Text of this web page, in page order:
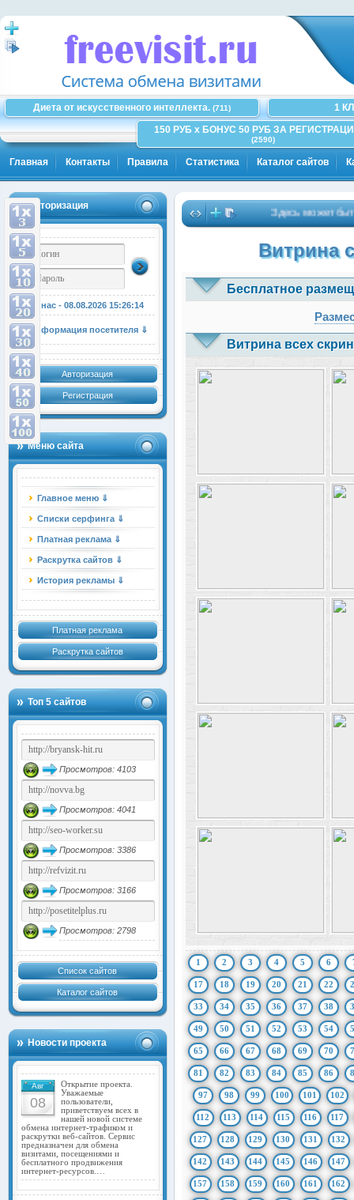
Диета от искусственного интеллекта. (711)
1
150 РУБ x БОНУС 50 РУБ ЗА
(2590)
Главная Контакты Правила Статистика Каталог сайтов
Авторизация
У нас - 08.08.2026 15:26:14
Информация посетителя ⇓
Авторизация
Регистрация
Меню сайта
Главное меню ⇓
Списки серфинга ⇓
Платная реклама ⇓
Раскрутка сайтов ⇓
История рекламы ⇓
Платная реклама
Раскрутка сайтов
Топ 5 сайтов
Просмотров: 4103
Просмотров: 4041
Просмотров: 3386
Просмотров: 3166
Просмотров: 2798
Список сайтов
Каталог сайтов
Новости проекта
Авг
08
Открытие проекта.
Уважаемые
пользователи,
приветствуем всех в
нашей новой системе
обмена интернет-трафиком и
раскрутки веб-сайтов. Сервис
предназначен для обмена
визитами, посещениями и
бесплатного продвижения
интернет-ресурсов.…
Здесь может быть
Витрина
Бесплатное
Витрина всех
1 2 3 4 5 6
17 18 19 20 21 22
33 34 35 36 37 38
49 50 51 52 53 54
65 66 67 68 69 70
81 82 83 84 85 86
97 98 99 100 101 102
112 113 114 115 116 117
127 128 129 130 131 132
142 143 144 145 146 147
157 158 159 160 161 162